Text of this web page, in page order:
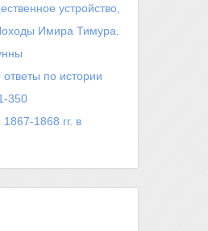
устройство,
Имира Тимура.
по истории
350
1868 гг. в